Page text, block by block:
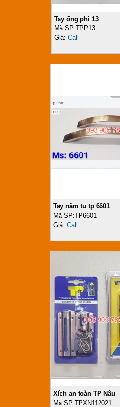
Tay ống phi 13
Mã SP:TPP13
Giá:Call
Tay năm tu tp 6601
Mã SP:TP6601
Giá: Call
Xích an toàn TP Nâu
Mã SP:TPXN112021